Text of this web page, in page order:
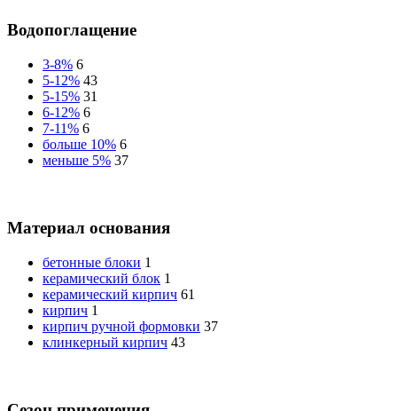
Водопоглащение
3-8% 6
5-12% 43
5-15% 31
6-12% 6
7-11% 6
больше 10% 6
меньше 5% 37
Материал основания
бетонные блоки 1
керамический блок 1
керамический кирпич 61
кирпич 1
кирпич ручной формовки 37
клинкерный кирпич 43